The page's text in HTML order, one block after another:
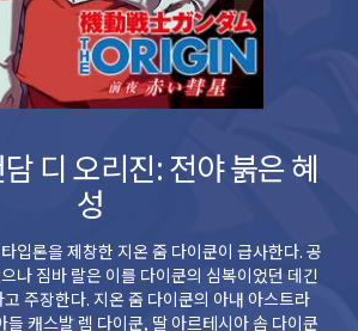
디 오리진: 전야 붉은 혜
성
입론을 제창한 지온 줌 다이쿤이 급사한다. 공
나 짐바 랄은 이를 다이쿤의 심복이었던 데긴
다이쿤의 아내 아스트라
들 캐스발 렘 다이쿤, 딸 아르테시아 솜 다이쿤